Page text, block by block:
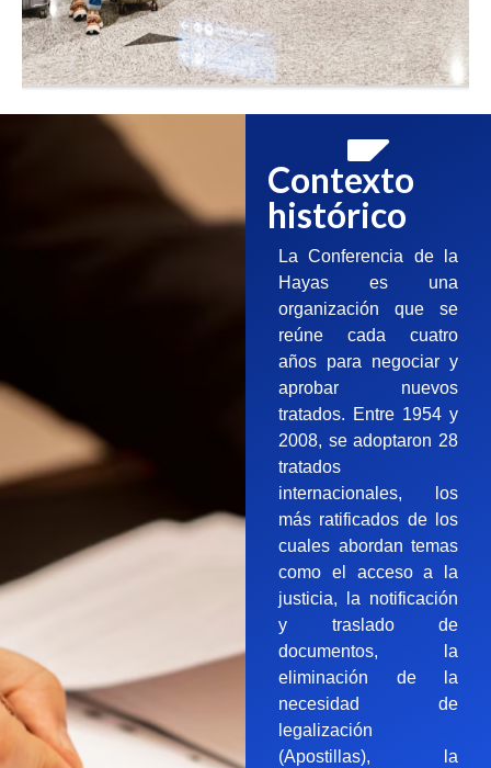
Contexto
histórico
La Conferencia de la
Hayas es una
organización que se
reúne cada cuatro
años para negociar y
aprobar nuevos
tratados. Entre 1954 y
2008, se adoptaron 28
tratados
internacionales, los
más ratificados de los
cuales abordan temas
como el acceso a la
justicia, la notificación
y traslado de
documentos, la
eliminación de la
necesidad de
legalización
(Apostillas), la